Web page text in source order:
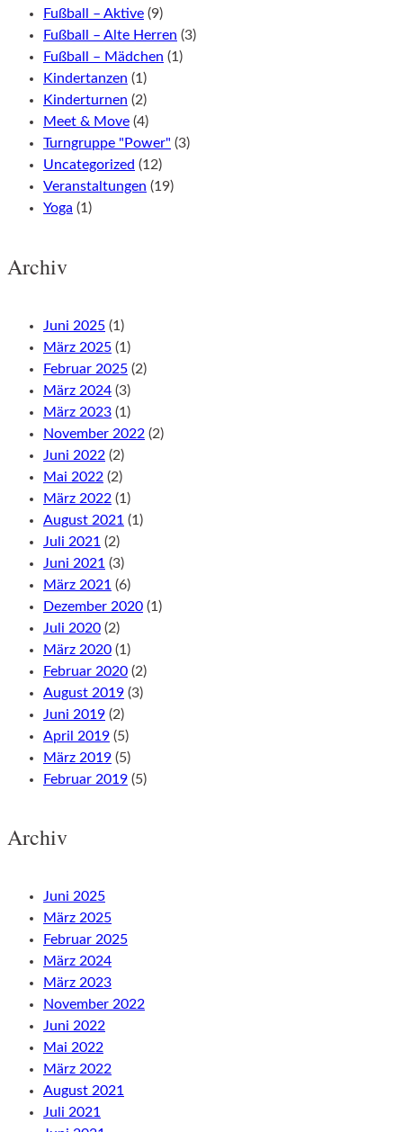
Fußball – Aktive (9)
Fußball – Alte Herren (3)
Fußball – Mädchen (1)
Kindertanzen (1)
Kinderturnen (2)
Meet & Move (4)
Turngruppe "Power" (3)
Uncategorized (12)
Veranstaltungen (19)
Yoga (1)
Archiv
Juni 2025 (1)
März 2025 (1)
Februar 2025 (2)
März 2024 (3)
März 2023 (1)
November 2022 (2)
Juni 2022 (2)
Mai 2022 (2)
März 2022 (1)
August 2021 (1)
Juli 2021 (2)
Juni 2021 (3)
März 2021 (6)
Dezember 2020 (1)
Juli 2020 (2)
März 2020 (1)
Februar 2020 (2)
August 2019 (3)
Juni 2019 (2)
April 2019 (5)
März 2019 (5)
Februar 2019 (5)
Archiv
Juni 2025
März 2025
Februar 2025
März 2024
März 2023
November 2022
Juni 2022
Mai 2022
März 2022
August 2021
Juli 2021